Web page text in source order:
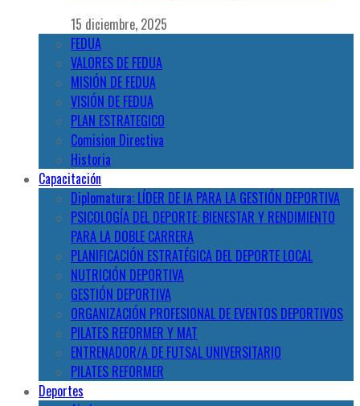
15 diciembre, 2025
FEDUA
VALORES DE FEDUA
MISIÓN DE FEDUA
VISIÓN DE FEDUA
PLAN ESTRATEGICO
Comision Directiva
Historia
Capacitación
Diplomatura: LÍDER DE IA PARA LA GESTIÓN DEPORTIVA
PSICOLOGÍA DEL DEPORTE: BIENESTAR Y RENDIMIENTO
PARA LA DOBLE CARRERA
PLANIFICACIÓN ESTRATÉGICA DEL DEPORTE LOCAL
NUTRICIÓN DEPORTIVA
GESTIÓN DEPORTIVA
ORGANIZACIÓN PROFESIONAL DE EVENTOS DEPORTIVOS
PILATES REFORMER Y MAT
ENTRENADOR/A DE FUTSAL UNIVERSITARIO
PILATES REFORMER
Deportes